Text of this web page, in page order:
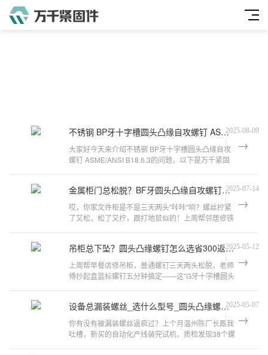
不锈钢 BP牙十字槽圆头凸缘自攻螺钉 ASME/ANSI B18.6.32025-08-09
大家好今天来介绍不锈钢 BP牙十字槽圆头凸缘自攻
螺钉 ASME/ANSI B18.6.3的问题，以下是万千紧固
金属柜门总松脱？BF牙圆头凸缘自攻螺钉选材安装全攻略2025-07-14
​​哎，你家文件柜是不是三天两头"咔咔"响？螺丝拧紧
了又松，松了又拧，跟打地鼠似的！​​上周帮邻居修铁
吊柜总下坠？圆头凸缘螺钉怎么选省300返工费？
2025-05-12
上周帮早餐店修吊柜，普通螺钉三天两头松脱，老师
傅抄起盒蓝标螺钉五分钟搞定——这"G牙十字槽圆头
设备总漏装螺丝_选什么型号_圆头凸缘螺钉省19%工时2025-05-07
​​你有没有被漏装螺丝逼疯过？​​上个月温州陈厂长跟我
吐槽，新买的自动化产线装完试机，质检发现38个螺